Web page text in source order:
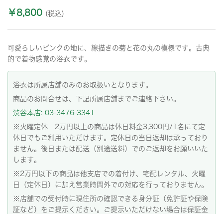
￥8,800 (税込)
可愛らしいピンクの地に、線描きの菊と花の丸の模様です。古典
的で着物感覚の浴衣です。
浴衣は所属店舗のみのお取扱いとなります。
商品のお問合せは、下記所属店舗までご連絡下さい。
渋谷本店: 03-3476-3341
※火曜定休 2万円以上の商品は休日料金3,300円/1名にて定
休日でもご利用いただけます。定休日の当日返却は承っており
ません。後日または配送（別途送料）でのご返却をお願いいた
します。
※2万円以下の商品は他支店での着付け、宅配レンタル、火曜
日（定休日）に加え営業時間外での対応を行っておりません。
※店舗での受付時に現住所の確認できる身分証（免許証や保険
証など）をご提示ください。ご提示いただけない場合は保証金